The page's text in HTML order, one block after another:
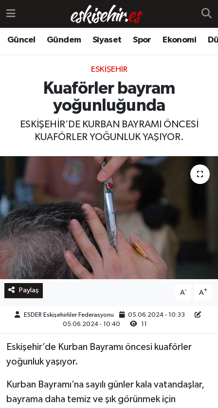
Güncel Gündem Siyaset Spor Ekonomi
ESKIŞEHIR
Kuaförler bayram
yoğunluğunda
ESKİŞEHİR’DE KURBAN BAYRAMI ÖNCESİ
KUAFÖRLER YOĞUNLUK YAŞIYOR.
Paylaş A- A+
ESDER Eskişehirliler Federasyonu
05.06.2024 - 10:33
05.06.2024 - 10:40
Eskişehir’de Kurban Bayramı öncesi kuaförler
yoğunluk yaşıyor.
Kurban Bayramı’na sayılı günler kala vatandaşlar,
bayrama daha temiz ve şık görünmek için